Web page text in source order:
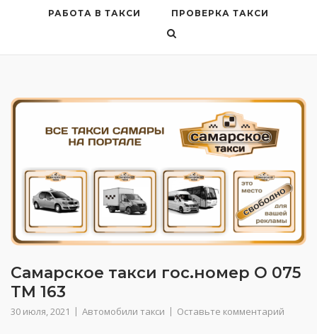
РАБОТА В ТАКСИ
ПРОВЕРКА ТАКСИ
Самарское такси гос.номер О 075
ТМ 163
30 июля, 2021 Автомобили такси Оставьте комментарий